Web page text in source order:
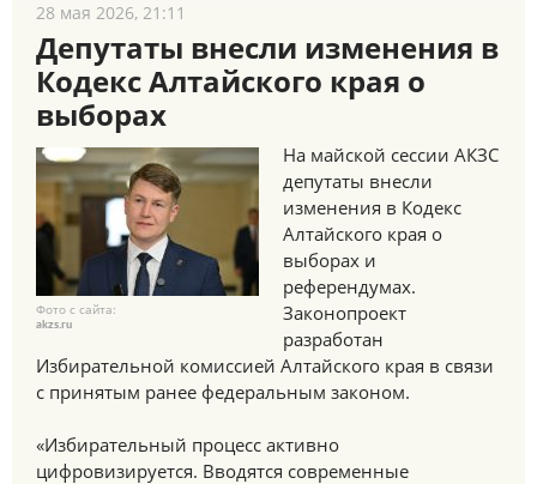
28 мая 2026, 21:11
Депутаты внесли изменения в
Кодекс Алтайского края о
выборах
Фото с сайта:
akzs.ru
На майской сессии АКЗС
депутаты внесли
изменения в Кодекс
Алтайского края о
выборах и
референдумах.
Законопроект
разработан
Избирательной комиссией Алтайского края в связи
с принятым ранее федеральным законом.
«Избирательный процесс активно
цифровизируется. Вводятся современные